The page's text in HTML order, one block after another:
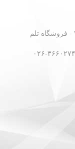
کرج - جاده فردیس - نبش گلستان ۳۰ - فروشگاه تلم